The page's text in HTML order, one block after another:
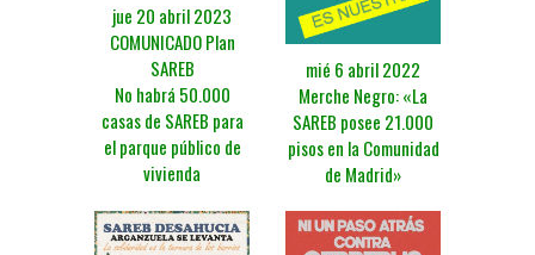
jue 20 abril 2023
COMUNICADO Plan
SAREB
No habrá 50.000
casas de SAREB para
el parque público de
vivienda
mié 6 abril 2022
Merche Negro: «La
SAREB posee 21.000
pisos en la Comunidad
de Madrid»